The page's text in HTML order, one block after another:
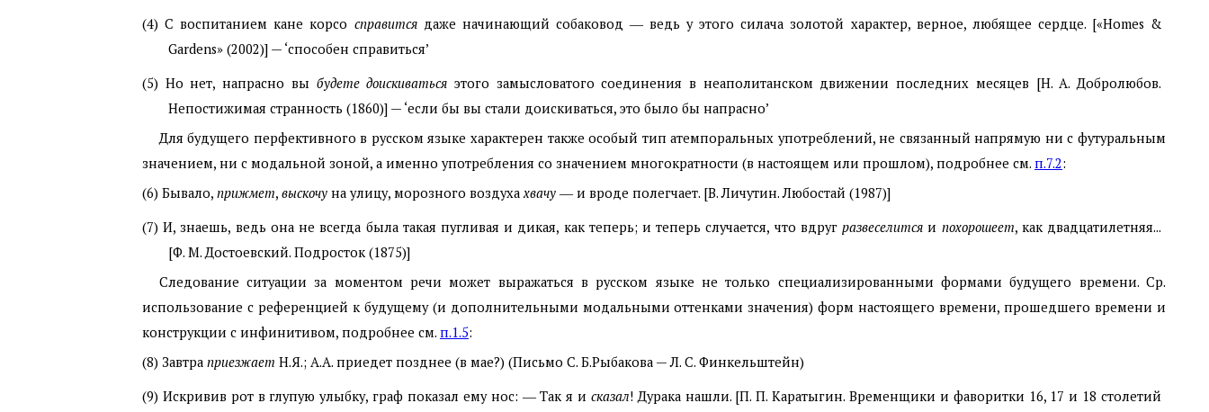
(4) С воспитанием кане корсо справитсядаже начинающий собаковод ― ведь у этого силача золотой характер, верное, любящее сердце. [«Homes &
Gardens» (2002)] — ‘способен справиться’
(5) Но нет, напрасно вы будете доискиваться этого замысловатого соединения в неаполитанском движении последних месяцев [Н. А. Добролюбов.
Непостижимая странность (1860)] — ‘если бы вы стали доискиваться, это было бы напрасно’
Для будущего перфективного в русском языке характерен также особый тип атемпоральных употреблений, не связанный напрямую ни с футуральным
значением, ни с модальной зоной, а именно употребления со значением многократности (в настоящем или прошлом), подробнее см. п.7.2:
(6) Бывало, прижмет, выскочу на улицу, морозного воздухахвачу ― и вроде полегчает. [В. Личутин. Любостай (1987)]
(7) И, знаешь, ведь она не всегда была такая пугливая и дикая, как теперь; и теперь случается, что вдругразвеселится и похорошеет, как двадцатилетняя...
[Ф. М. Достоевский. Подросток (1875)]
Следование ситуации за моментом речи может выражаться в русском языке не только специализированными формами будущего времени. Ср.
использование с референцией к будущему (и дополнительными модальными оттенками значения) форм настоящего времени, прошедшего времени и
конструкции с инфинитивом, подробнее см. п.1.5:
(8) Завтра приезжает Н.Я.; А.А. приедет позднее (в мае?) (Письмо С. Б.Рыбакова — Л. С. Финкельштейн)
(9) Искривив рот в глупую улыбку, граф показал ему нос: ― Так я и сказал! Дурака нашли. [П. П. Каратыгин. Временщики и фаворитки 16, 17 и 18 столетий